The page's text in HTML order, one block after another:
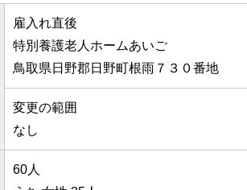
雇入れ直後
特別養護老人ホームあいご
鳥取県日野郡日野町根雨７３０番地
変更の範囲
なし
60人